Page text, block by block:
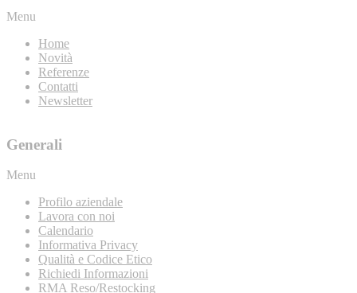
Menu
Home
Novità
Referenze
Contatti
Newsletter
Generali
Menu
Profilo aziendale
Lavora con noi
Calendario
Informativa Privacy
Qualità e Codice Etico
Richiedi Informazioni
RMA Reso/Restocking